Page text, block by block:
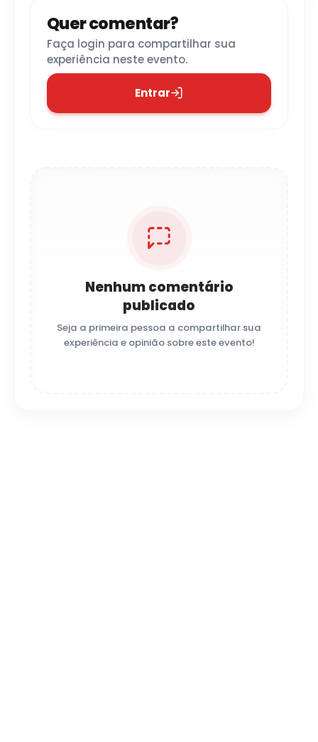
Quer comentar?
Faça login para compartilhar sua
experiência neste evento.
Entrar
Nenhum comentário
publicado
Seja a primeira pessoa a compartilhar sua
experiência e opinião sobre este evento!